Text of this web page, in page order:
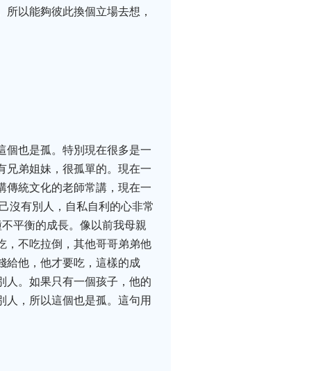
以能夠彼此換個立場去想，
個也是孤。特別現在很多是一
兄弟姐妹，很孤單的。現在一
傳統文化的老師常講，現在一
沒有別人，自私自利的心非常
平衡的成長。像以前我母親
，不吃拉倒，其他哥哥弟弟他
給他，他才要吃，這樣的成
人。如果只有一個孩子，他的
人，所以這個也是孤。這句用